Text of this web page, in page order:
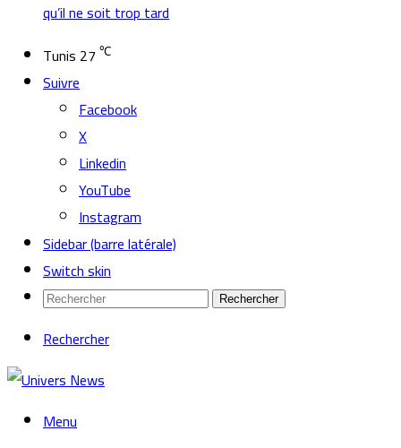
qu’il ne soit trop tard
Tunis 27 ℃
Suivre
Facebook
X
Linkedin
YouTube
Instagram
Sidebar (barre latérale)
Switch skin
Rechercher
Rechercher
Menu